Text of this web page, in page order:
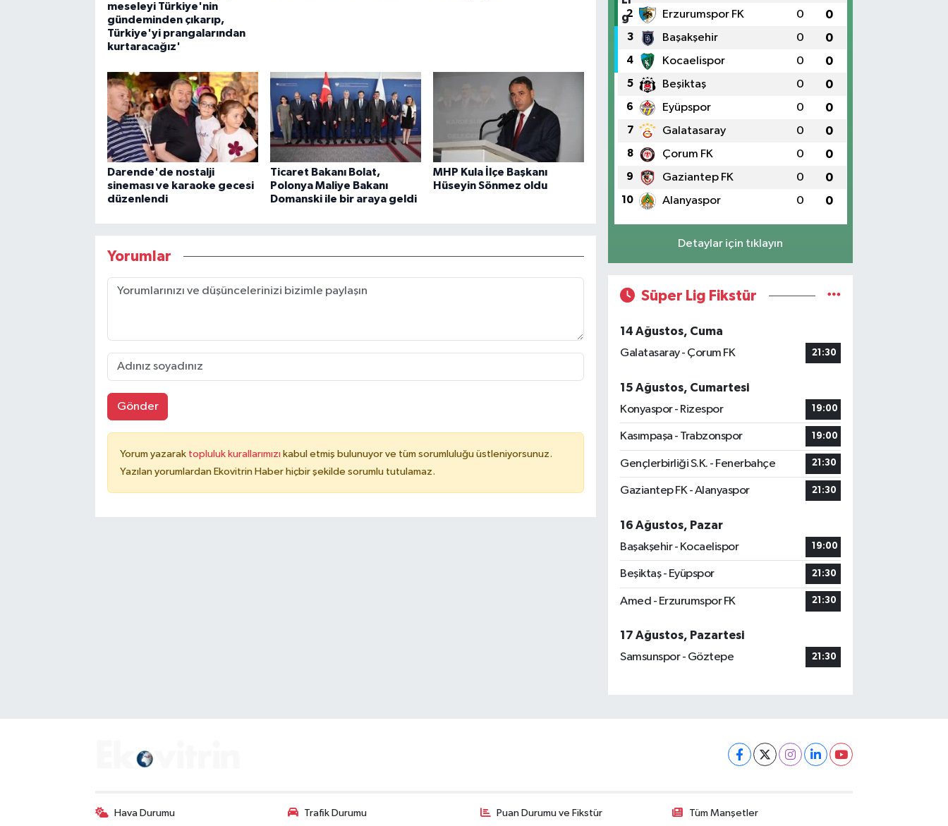
meseleyi Türkiye'nin
gündeminden çıkarıp,
Türkiye'yi prangalarından
kurtaracağız'
Darende'de nostalji
sineması ve karaoke gecesi
düzenlendi
Ticaret Bakanı Bolat,
Polonya Maliye Bakanı
Domanski ile bir araya geldi
MHP Kula İlçe Başkanı
Hüseyin Sönmez oldu
Yorumlar
Gönder
Yorum yazarak topluluk kurallarımızı kabul etmiş bulunuyor ve tüm sorumluluğu üstleniyorsunuz.
Yazılan yorumlardan Ekovitrin Haber hiçbir şekilde sorumlu tutulamaz.
2 Erzurumspor FK 0 0
3 Başakşehir 0 0
4 Kocaelispor 0 0
5 Beşiktaş 0 0
6 Eyüpspor 0 0
7 Galatasaray 0 0
8 Çorum FK 0 0
9 Gaziantep FK 0 0
10 Alanyaspor 0 0
Detaylar için tıklayın
Süper Lig Fikstür
14 Ağustos, Cuma
Galatasaray - Çorum FK
21:30
15 Ağustos, Cumartesi
Konyaspor - Rizespor
19:00
Kasımpaşa - Trabzonspor 19:00
Gençlerbirliği S.K. - Fenerbahçe 21:30
Gaziantep FK - Alanyaspor 21:30
16 Ağustos, Pazar
Başakşehir - Kocaelispor
19:00
Beşiktaş - Eyüpspor 21:30
Amed - Erzurumspor FK 21:30
17 Ağustos, Pazartesi
Samsunspor - Göztepe
21:30
Hava Durumu Trafik Durumu Puan Durumu ve Fikstür Tüm Manşetler